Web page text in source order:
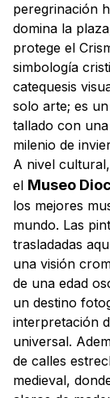
peregrinación
domina la
protege el
simbología
catequesis
solo arte; es
tallado con
milenio de
A nivel
el Museo
los mejores
mundo. Las
trasladadas
una visión
de una edad
un destino
interpretación
universal.
de calles
medieval,